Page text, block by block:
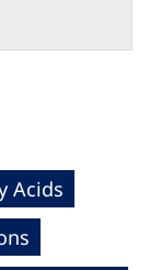
Acids